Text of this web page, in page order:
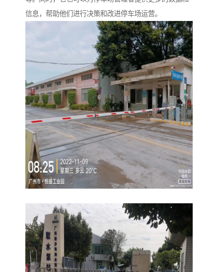
信息，帮助他们进行决策和改进停车场运营。